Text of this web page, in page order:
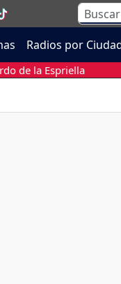
Radios por
de la Espriella